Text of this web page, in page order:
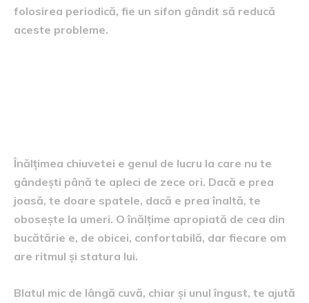
folosirea periodică, fie un sifon gândit să reducă
aceste probleme.
Înălțimea chiuvetei e genul de lucru la care nu te
gândești până te apleci de zece ori. Dacă e prea
joasă, te doare spatele, dacă e prea înaltă, te
obosește la umeri. O înălțime apropiată de cea din
bucătărie e, de obicei, confortabilă, dar fiecare om
are ritmul și statura lui.
Blatul mic de lângă cuvă, chiar și unul îngust, te ajută